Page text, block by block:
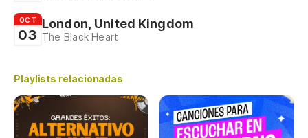
OCT
03
London, United Kingdom
The Black Heart
Playlists relacionadas